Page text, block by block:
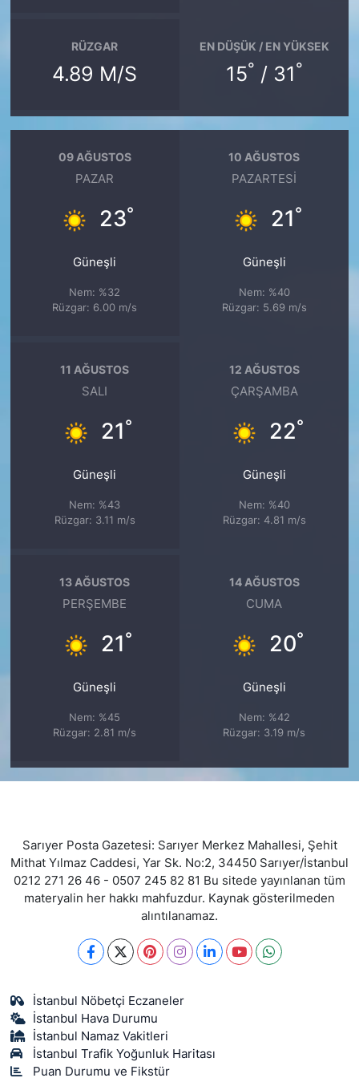
RÜZGAR
4.89 M/S
EN DÜŞÜK / EN YÜKSEK
15° / 31°
09 AĞUSTOS
PAZAR
23°
Güneşli
Nem: %32
Rüzgar: 6.00 m/s
10 AĞUSTOS
PAZARTESI
21°
Güneşli
Nem: %40
Rüzgar: 5.69 m/s
11 AĞUSTOS
SALI
21°
Güneşli
Nem: %43
Rüzgar: 3.11 m/s
12 AĞUSTOS
ÇARŞAMBA
22°
Güneşli
Nem: %40
Rüzgar: 4.81 m/s
13 AĞUSTOS
PERŞEMBE
21°
Güneşli
Nem: %45
Rüzgar: 2.81 m/s
14 AĞUSTOS
CUMA
20°
Güneşli
Nem: %42
Rüzgar: 3.19 m/s
Sarıyer Posta Gazetesi: Sarıyer Merkez Mahallesi, Şehit
Mithat Yılmaz Caddesi, Yar Sk. No:2, 34450 Sarıyer/İstanbul
0212 271 26 46 - 0507 245 82 81 Bu sitede yayınlanan tüm
materyalin her hakkı mahfuzdur. Kaynak gösterilmeden
alıntılanamaz.
İstanbul Nöbetçi Eczaneler
İstanbul Hava Durumu
İstanbul Namaz Vakitleri
İstanbul Trafik Yoğunluk Haritası
Puan Durumu ve Fikstür